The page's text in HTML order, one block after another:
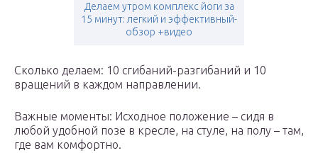
Делаем утром комплекс йоги за
15 минут: легкий и эффективный-
обзор +видео
Сколько делаем: 10 сгибаний-разгибаний и 10
вращений в каждом направлении.
Важные моменты: Исходное положение – сидя в
любой удобной позе в кресле, на стуле, на полу – там,
где вам комфортно.